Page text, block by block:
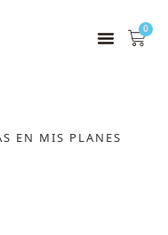
0
EN MIS PLANES